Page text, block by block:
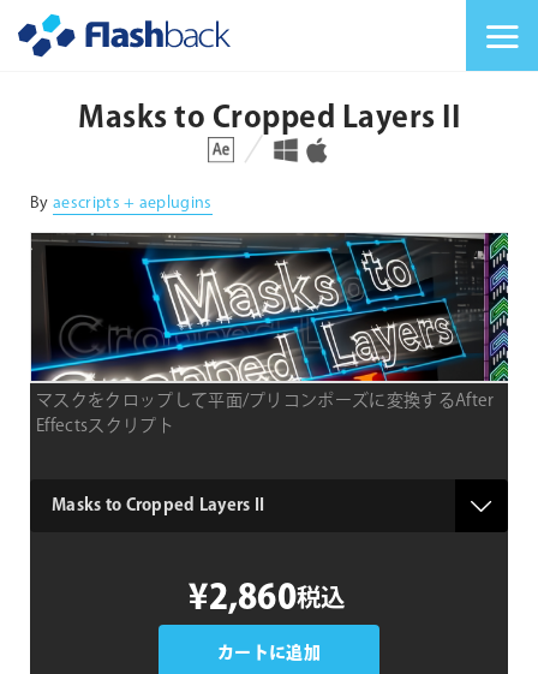
Masks to Cropped Layers II
対応プラットフォーム 対応OS
By aescripts + aeplugins
マスクをクロップして平面/プリコンポーズに変換するAfter
Effectsスクリプト
type
¥2,860税込
カートに追加